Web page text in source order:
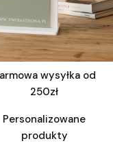
wysyłka od
250zł
Personalizowane
produkty